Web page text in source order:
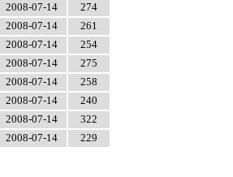
2008-07-14
274
2008-07-14
261
2008-07-14
254
2008-07-14
275
2008-07-14
258
2008-07-14
240
2008-07-14
322
2008-07-14 229